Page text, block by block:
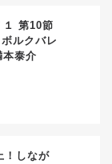
１ 第10節
ルクバレ
本泰介
！しなが